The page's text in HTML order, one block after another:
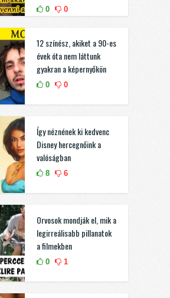
0 0
12 színész, akiket a 90-es
évek óta nem láttunk
gyakran a képernyőkön
0 0
Így néznének ki kedvenc
Disney hercegnőink a
valóságban
8 6
Orvosok mondják el, mik a
legirreálisabb pillanatok
a filmekben
0 1